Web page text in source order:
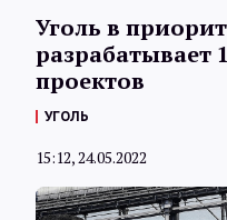
Уголь в
разрабатывает
проектов
УГОЛЬ
15:12, 24.05.2022